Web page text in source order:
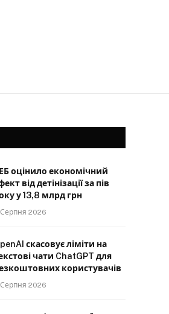
оцінило економічний
від детінізації за пів
у 13,8 млрд грн
2026
скасовує ліміти на
чати ChatGPT для
користувачів
2026